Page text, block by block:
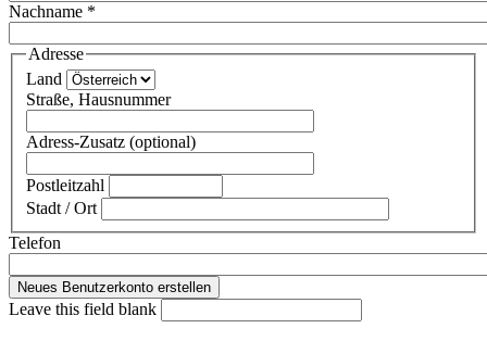
Nachname *
Adresse
Land
Straße, Hausnummer
Adress-Zusatz (optional)
Postleitzahl
Stadt / Ort
Telefon
Leave this field blank